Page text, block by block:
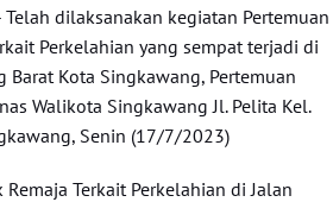
Telah dilaksanakan kegiatan Pertemuan
Perkelahian yang sempat terjadi di
Barat Kota Singkawang, Pertemuan
Walikota Singkawang Jl. Pelita Kel.
Senin (17/7/2023)
Terkait Perkelahian di Jalan